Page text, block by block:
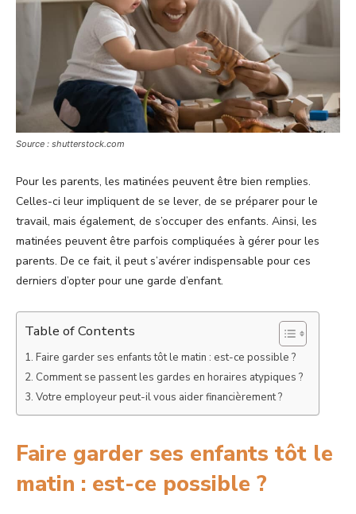
Source : shutterstock.com
Pour les parents, les matinées peuvent être bien remplies.
Celles-ci leur impliquent de se lever, de se préparer pour le
travail, mais également, de s’occuper des enfants. Ainsi, les
matinées peuvent être parfois compliquées à gérer pour les
parents. De ce fait, il peut s’avérer indispensable pour ces
derniers d’opter pour une garde d’enfant.
Table of Contents
Faire garder ses enfants tôt le matin : est-ce possible ?
Comment se passent les gardes en horaires atypiques ?
Votre employeur peut-il vous aider financièrement ?
Faire garder ses enfants tôt le
matin : est-ce possible ?